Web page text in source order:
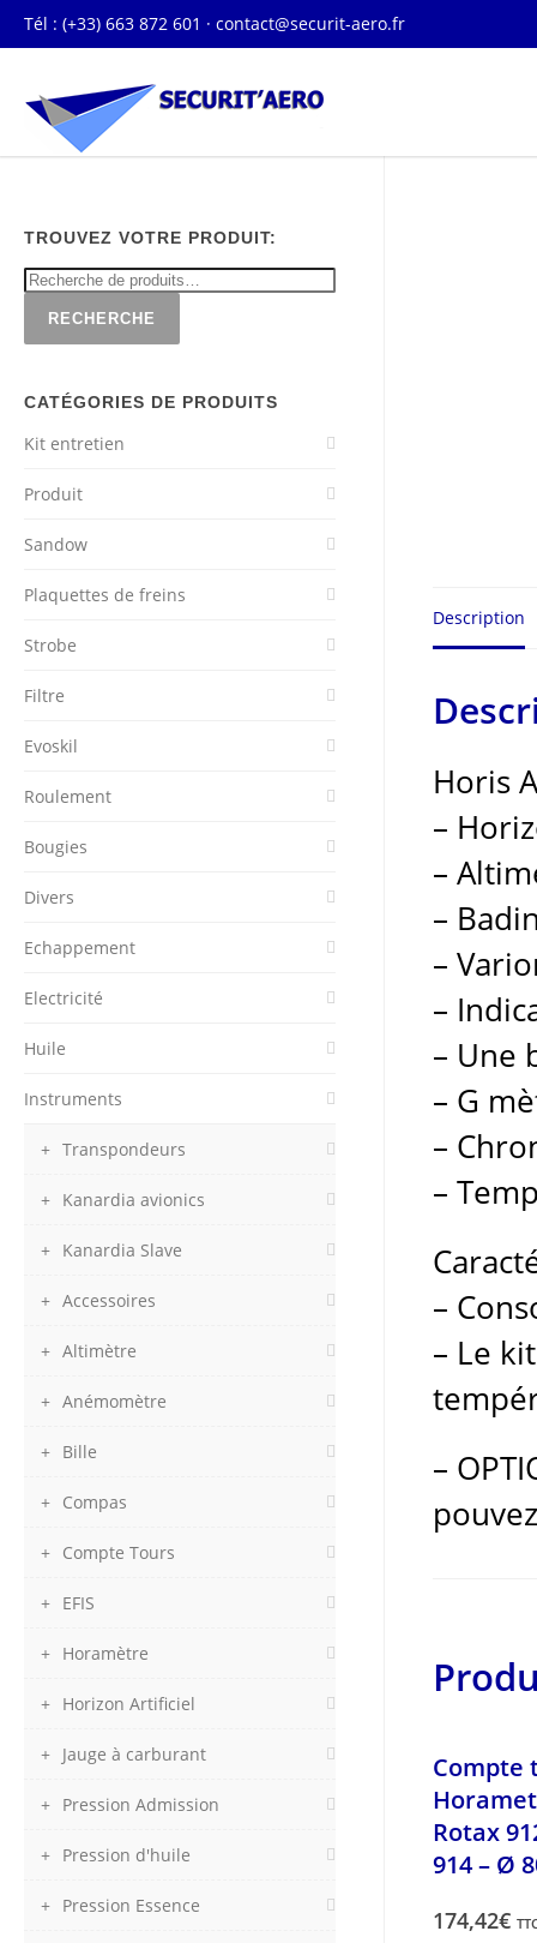
Tél : (+33) 663 872 601 · contact@securit-aero.fr
Description
Horis
–
–
–
–
–
– Une
– G
–
–
–
– Le
–
Compte
Rotax
914 – Ø
174,42€
TROUVEZ VOTRE PRODUIT:
RECHERCHE
CATÉGORIES DE PRODUITS
Kit entretien
Produit
Sandow
Plaquettes de freins
Strobe
Filtre
Evoskil
Roulement
Bougies
Divers
Echappement
Electricité
Huile
Instruments
Transpondeurs
Kanardia avionics
Kanardia Slave
Accessoires
Altimètre
Anémomètre
Bille
Compas
Compte Tours
EFIS
Horamètre
Horizon Artificiel
Jauge à carburant
Pression Admission
Pression d'huile
Pression Essence